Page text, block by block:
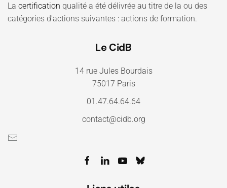
La certification qualité a été délivrée au titre de la ou des
catégories d'actions suivantes : actions de formation.
Le CidB
14 rue Jules Bourdais
75017 Paris
01.47.64.64.64
contact@cidb.org